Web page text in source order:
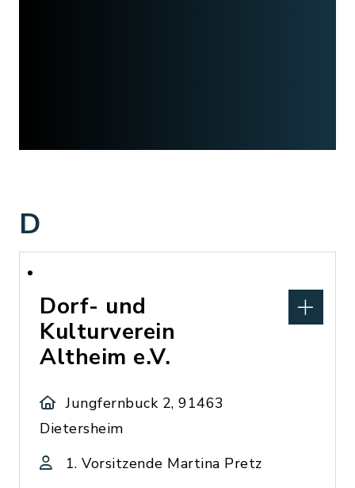
D
Dorf- und
Kulturverein
Altheim e.V.
Jungfernbuck 2, 91463
Dietersheim
1. Vorsitzende Martina Pretz